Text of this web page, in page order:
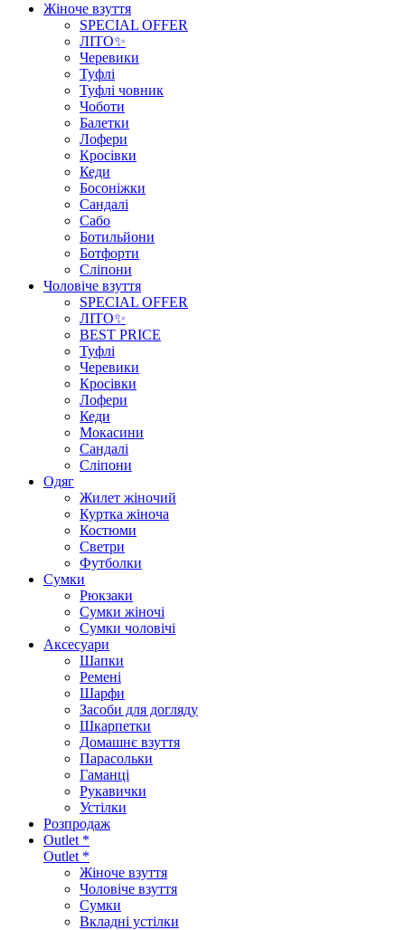
Жіноче взуття
SPECIAL OFFER
ЛІТО✨
Черевики
Туфлі
Туфлі човник
Чоботи
Балетки
Лофери
Кросівки
Кеди
Босоніжки
Сандалі
Сабо
Ботильйони
Ботфорти
Сліпони
Чоловіче взуття
SPECIAL OFFER
ЛІТО✨
BEST PRICE
Туфлі
Черевики
Кросівки
Лофери
Кеди
Мокасини
Сандалі
Сліпони
Одяг
Жилет жіночий
Куртка жіноча
Костюми
Светри
Футболки
Сумки
Рюкзаки
Сумки жіночі
Сумки чоловічі
Аксеcуари
Шапки
Ремені
Шарфи
Засоби для догляду
Шкарпетки
Домашнє взуття
Парасольки
Гаманці
Рукавички
Устілки
Розпродаж
Outlet *
Outlet *
Жіноче взуття
Чоловіче взуття
Сумки
Вкладні устілки